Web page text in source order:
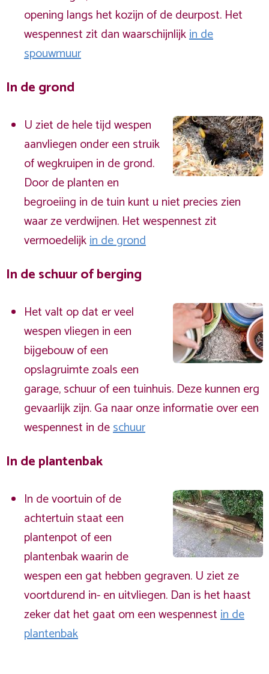
opening langs het kozijn of de deurpost. Het
wespennest zit dan waarschijnlijkin de
spouwmuur
In de grond
U ziet de hele tijd wespen
aanvliegen onder een struik
of wegkruipen in de grond.
Door de planten en
begroeiing in de tuin kunt u niet precies zien
waar ze verdwijnen. Het wespennest zit
vermoedelijkin de grond
In de schuur of berging
Het valt op dat er veel
wespen vliegen in een
bijgebouw of een
opslagruimte zoals een
garage, schuur of een tuinhuis. Deze kunnen erg
gevaarlijk zijn. Ga naar onze informatie over een
wespennest in deschuur
In de plantenbak
In de voortuin of de
achtertuin staat een
plantenpot of een
plantenbak waarin de
wespen een gat hebben gegraven. U ziet ze
voortdurend in- en uitvliegen. Dan is het haast
zeker dat het gaat om een wespennestin de
plantenbak